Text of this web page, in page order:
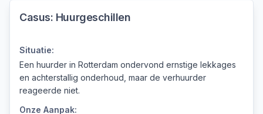
Casus: Huurgeschillen
Situatie:
Een huurder in Rotterdam ondervond ernstige lekkages
en achterstallig onderhoud, maar de verhuurder
reageerde niet.
Onze Aanpak: